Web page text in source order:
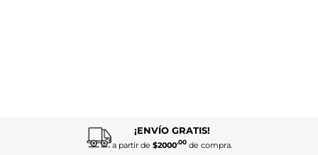
¡ENVÍO GRATIS!
a partir de $2000.00de compra.